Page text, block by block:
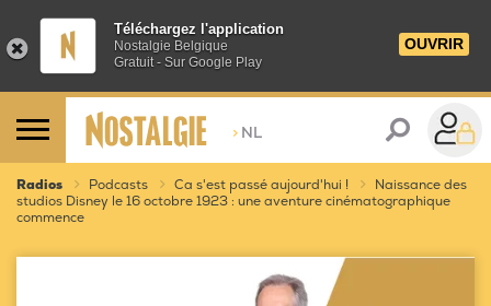
Téléchargez l'application
Nostalgie Belgique
Gratuit - Sur Google Play
OUVRIR
> NL
Radios Podcasts Ca s'est passé aujourd'hui !
Naissance des
studios Disney le 16 octobre 1923 : une aventure cinématographique
commence